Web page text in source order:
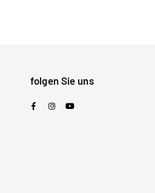
folgen Sie uns
FacebookInstagram
YouTube